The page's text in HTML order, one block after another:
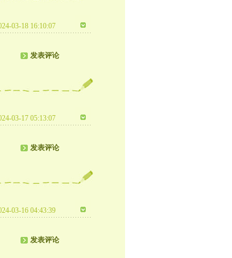
03-18 16:10:07
发表评论
03-17 05:13:07
发表评论
03-16 04:43:39
发表评论